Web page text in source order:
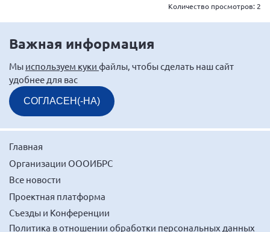
Нижегородская область
Новгородская область
Омская область
Оренбургская область
Пензенская область
Республика Калмыкия
Республика Хакасия
Количество просмотров: 2
Важная информация
Мы используем куки файлы, чтобы сделать наш сайт
удобнее для вас
СОГЛАСЕН(-НА)
Главная
Организации ОООИБРС
Все новости
Проектная платформа
Съезды и Конференции
Политика в отношении обработки персональных данных